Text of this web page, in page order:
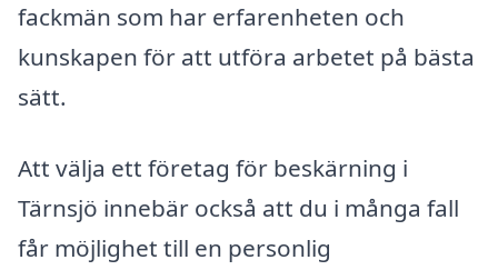
fackmän som har erfarenheten och
kunskapen för att utföra arbetet på bästa
sätt.
Att välja ett företag för beskärning i
Tärnsjö innebär också att du i många fall
får möjlighet till en personlig